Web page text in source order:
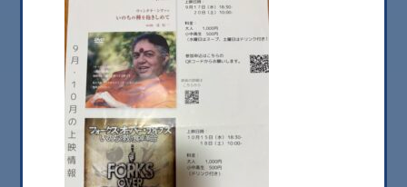
2025.09.23
種を守るは、未来を守る
おはようございます✨ 食と意識で人生変える 意識改革コーチこづゑです✨
……